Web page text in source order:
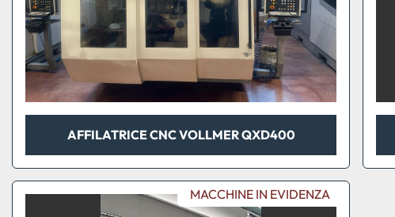
AFFILATRICE CNC VOLLMER QXD400
MACCHINE IN EVIDENZA